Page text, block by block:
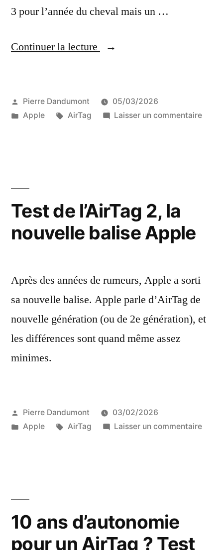
3 pour l’année du cheval mais un …
Continuer la lecture
« L’AirTag
fêter
2026 »
Publié
par
Pierre Dandumont
05/03/2026
Publié
Apple Étiquettes :
AirTag Laisser un commentairesur
Test de l’AirTag 2, la
nouvelle balise Apple
Après des années de rumeurs, Apple a sorti
sa nouvelle balise. Apple parle d’AirTag de
nouvelle génération (ou de 2e génération), et
les différences sont quand même assez
minimes.
Publié
par
Pierre Dandumont
03/02/2026
Publié
Apple Étiquettes :
AirTag Laisser un commentairesur
10 ans d’autonomie
pour un AirTag ? Test